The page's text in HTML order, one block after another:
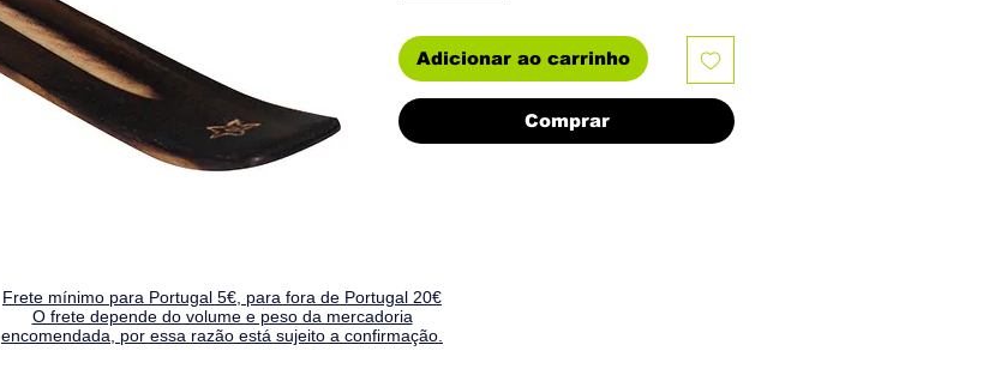
Adicionar ao carrinho
Comprar
Frete mínimo para Portugal 5€, para fora de Portugal 20€
O frete depende do volume e peso da mercadoria
encomendada, por essa razão está sujeito a confirmação.